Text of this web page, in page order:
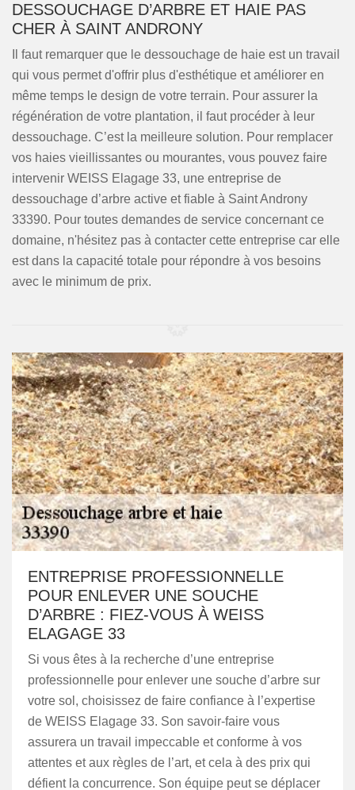
DESSOUCHAGE D’ARBRE ET HAIE PAS
CHER À SAINT ANDRONY
Il faut remarquer que le dessouchage de haie est un travail
qui vous permet d'offrir plus d'esthétique et améliorer en
même temps le design de votre terrain. Pour assurer la
régénération de votre plantation, il faut procéder à leur
dessouchage. C’est la meilleure solution. Pour remplacer
vos haies vieillissantes ou mourantes, vous pouvez faire
intervenir WEISS Elagage 33, une entreprise de
dessouchage d’arbre active et fiable à Saint Androny
33390. Pour toutes demandes de service concernant ce
domaine, n'hésitez pas à contacter cette entreprise car elle
est dans la capacité totale pour répondre à vos besoins
avec le minimum de prix.
ENTREPRISE PROFESSIONNELLE
POUR ENLEVER UNE SOUCHE
D’ARBRE : FIEZ-VOUS À WEISS
ELAGAGE 33
Si vous êtes à la recherche d’une entreprise
professionnelle pour enlever une souche d’arbre sur
votre sol, choisissez de faire confiance à l’expertise
de WEISS Elagage 33. Son savoir-faire vous
assurera un travail impeccable et conforme à vos
attentes et aux règles de l’art, et cela à des prix qui
défient la concurrence. Son équipe peut se déplacer